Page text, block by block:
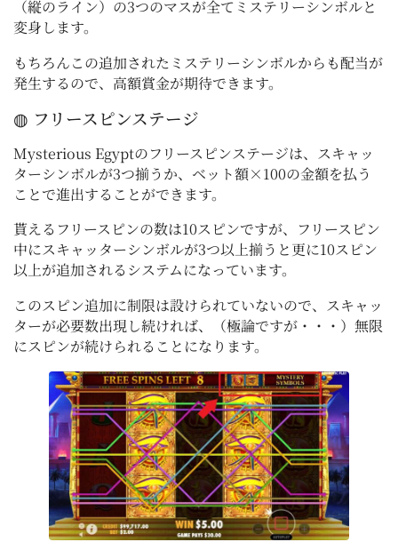
（縦のライン）の3つのマスが全てミステリーシンボルと
変身します。
もちろんこの追加されたミステリーシンボルからも配当が
発生するので、高額賞金が期待できます。
◍ フリースピンステージ
Mysterious Egyptのフリースピンステージは、スキャッ
ターシンボルが3つ揃うか、ベット額×100の金額を払う
ことで進出することができます。
貰えるフリースピンの数は10スピンですが、フリースピン
中にスキャッターシンボルが3つ以上揃うと更に10スピン
以上が追加されるシステムになっています。
このスピン追加に制限は設けられていないので、スキャッ
ターが必要数出現し続ければ、（極論ですが・・・）無限
にスピンが続けられることになります。